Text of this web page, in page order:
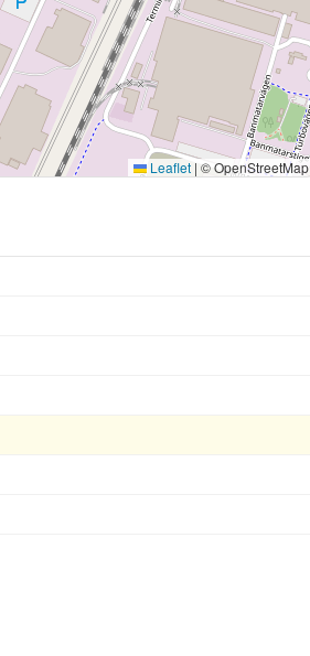
Leaflet | © OpenStreetMap